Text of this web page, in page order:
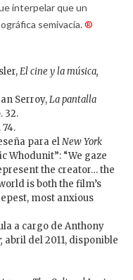
interpelar que un
semivacía.®
El cine y la música,
Serroy,La pantalla
32.
74.
para elNew York
Whodunit”: “We gaze
the creator… the
is both the film’s
most anxious
a cargo de Anthony
abril del 2011, disponible